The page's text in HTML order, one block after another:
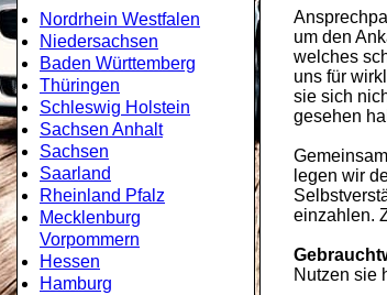
Nordrhein Westfalen
Niedersachsen
Baden Württemberg
Thüringen
Schleswig Holstein
Sachsen Anhalt
Sachsen
Saarland
Rheinland Pfalz
Mecklenburg
Vorpommern
Hessen
Hamburg
um den
welches
uns für
sie sich
gesehen
legen wir
einzahlen.
Nutzen sie